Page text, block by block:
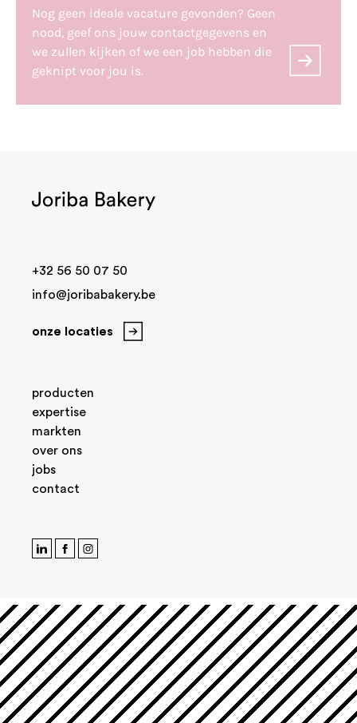
Nog geen ideale vacature gevonden? Geen
nood, geef ons jouw contactgegevens en
we zullen kijken of we een job hebben die
geknipt voor jou is.
+32 56 50 07 50
info@joribabakery.be
onze locaties
producten
expertise
markten
over ons
jobs
contact